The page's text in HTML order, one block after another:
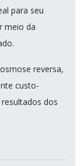
para seu
meio da
reversa,
custo-
dos